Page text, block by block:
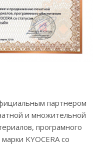
партнером
и множительной
програмного
KYOCERA со